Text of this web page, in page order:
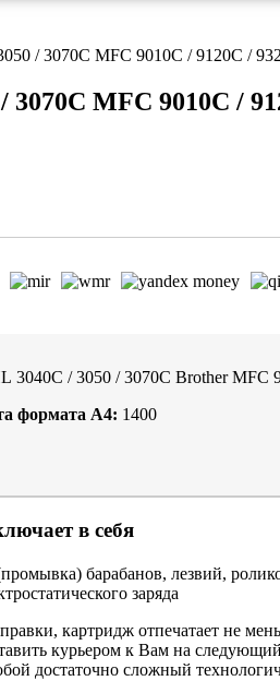
/ 3070C MFC 9010C / 9120C /
MFC 9010C /
3040C / 3050 / 3070C Brother MFC
формата А4: 1400
в себя
барабанов, лезвий,
заряда
картридж отпечатает не
курьером к Вам на
достаточно сложный